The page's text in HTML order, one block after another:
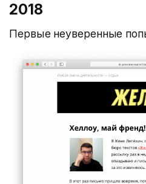
2018
Первые неуверенные